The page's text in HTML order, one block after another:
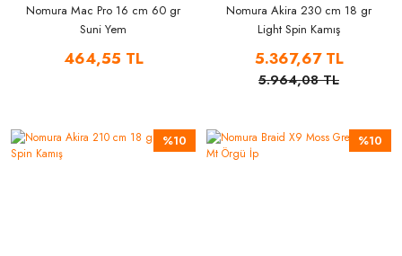
Nomura Mac Pro 16 cm 60 gr
Suni Yem
464,55 TL
Nomura Akira 230 cm 18 gr
Light Spin Kamış
5.367,67 TL
5.964,08 TL
%10 %10